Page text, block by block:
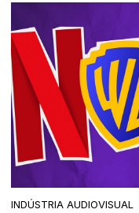
INDÚSTRIA AUDIOVISUAL